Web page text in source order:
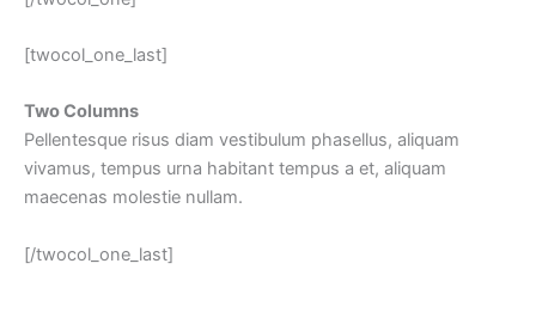
[twocol_one_last]
Two Columns
Pellentesque risus diam vestibulum phasellus, aliquam
vivamus, tempus urna habitant tempus a et, aliquam
maecenas molestie nullam.
[/twocol_one_last]